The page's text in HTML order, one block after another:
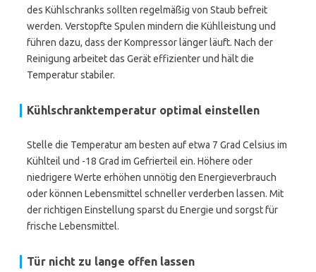
des Kühlschranks sollten regelmäßig von Staub befreit
werden. Verstopfte Spulen mindern die Kühlleistung und
führen dazu, dass der Kompressor länger läuft. Nach der
Reinigung arbeitet das Gerät effizienter und hält die
Temperatur stabiler.
Kühlschranktemperatur optimal einstellen
Stelle die Temperatur am besten auf etwa 7 Grad Celsius im
Kühlteil und -18 Grad im Gefrierteil ein. Höhere oder
niedrigere Werte erhöhen unnötig den Energieverbrauch
oder können Lebensmittel schneller verderben lassen. Mit
der richtigen Einstellung sparst du Energie und sorgst für
frische Lebensmittel.
Tür nicht zu lange offen lassen